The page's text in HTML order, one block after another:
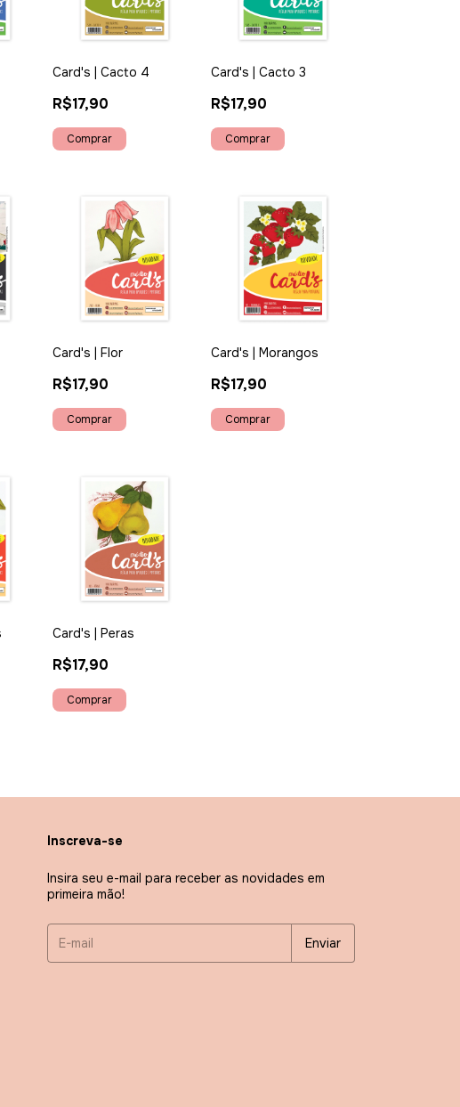
Card's | Cacto 4
R$17,90
Card's | Cacto 3
R$17,90
Card's | Flor
R$17,90
Card's | Morangos
R$17,90
Card's | Peras
R$17,90
Inscreva-se
Insira seu e-mail para receber as novidades em
primeira mão!